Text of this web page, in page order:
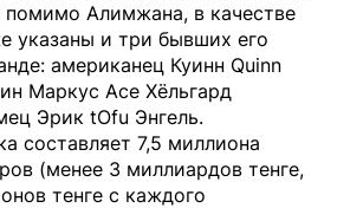
помимо Алимжана, в качестве
указаны и три бывших его
американец Куинн Quinn
Маркус Ace Хёльгард
Эрик tOfu Энгель.
составляет 7,5 миллиона
(менее 3 миллиардов тенге,
тенге с каждого